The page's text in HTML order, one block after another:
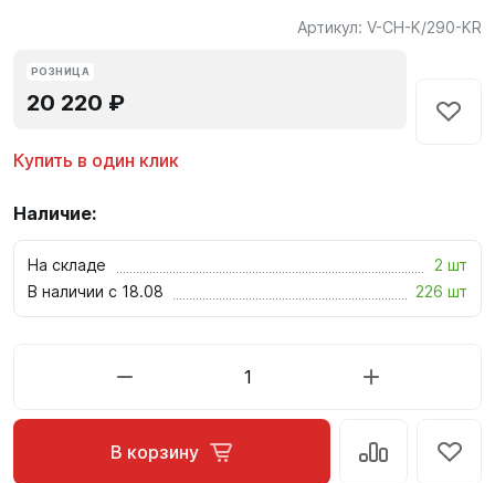
Артикул: V-CH-K/290-KR
РОЗНИЦА
20 220 ₽
Купить в один клик
Наличие:
На складе
2 шт
В наличии с 18.08
226 шт
В корзину